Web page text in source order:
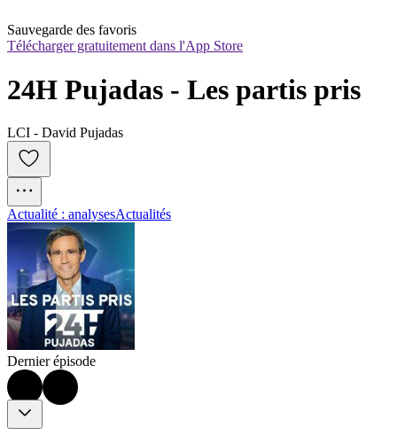
Sauvegarde des favoris
Télécharger gratuitement dans l'App Store
24H Pujadas - Les partis pris
LCI - David Pujadas
Actualité : analysesActualités
Dernier épisode